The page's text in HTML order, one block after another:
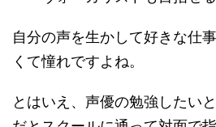
自分の声を生かして好きな仕
くて憧れですよね。
とはいえ、声優の勉強したい